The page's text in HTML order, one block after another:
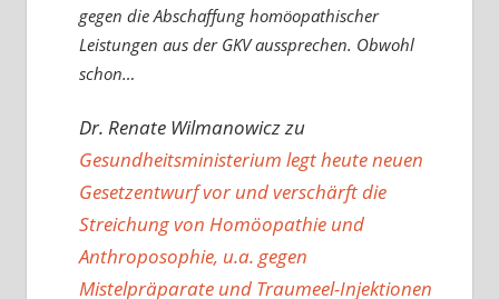
gegen die Abschaffung homöopathischer
Leistungen aus der GKV aussprechen. Obwohl
schon…
Dr. Renate Wilmanowiczzu
Gesundheitsministerium legt heute neuen
Gesetzentwurf vor und verschärft die
Streichung von Homöopathie und
Anthroposophie, u.a. gegen
Mistelpräparate und Traumeel-Injektionen